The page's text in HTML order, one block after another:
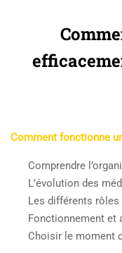
Comment fonctionne
Comprendre
L’évolution des
Les différents rôles
Fonctionnement et
Choisir le moment